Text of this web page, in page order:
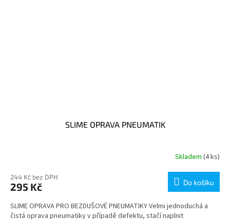
SLIME OPRAVA PNEUMATIK
Skladem (4 ks)
244 Kč bez DPH
295 Kč Do košíku
SLIME OPRAVA PRO BEZDUŠOVÉ PNEUMATIKY Velmi jednoduchá a
čistá oprava pneumatiky v případě defektu, stačí naplnit